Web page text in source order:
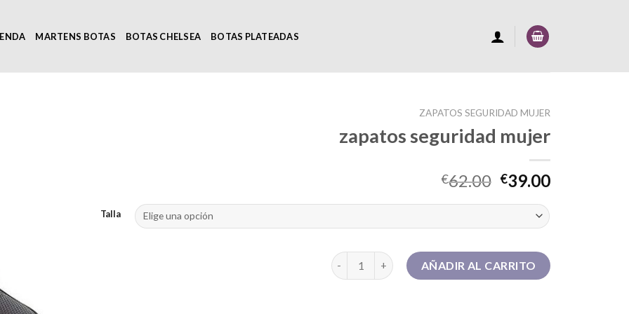
MARTENS BOTAS BOTAS CHELSEA BOTAS PLATEADAS
ZAPATOS SEGURIDAD MUJER
zapatos seguridad mujer
€62.00 €39.00
Talla
zapatos seguridad mujer cantidad
AÑADIR AL CARRITO